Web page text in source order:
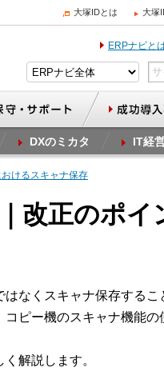
大塚IDとは 大塚
ERPナビと
DXのミカタ IT経
けるスキャナ保存
改正のポイ
なくスキャナ保存するこ
ピー機のスキャナ機能の
解説します。